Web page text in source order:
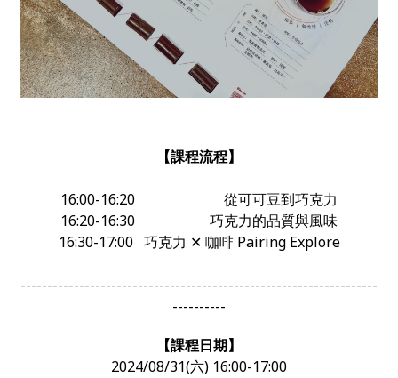
【課程流程】
16:00-16:20 從可可豆到巧克力
16:20-16:30 巧克力的品質與風味
16:30-17:00 巧克力 ✕ 咖啡 Pairing Explore
-------------------------------------------------------------------
----------
【課程日期】
2024/08/31(六) 16:00-17:00